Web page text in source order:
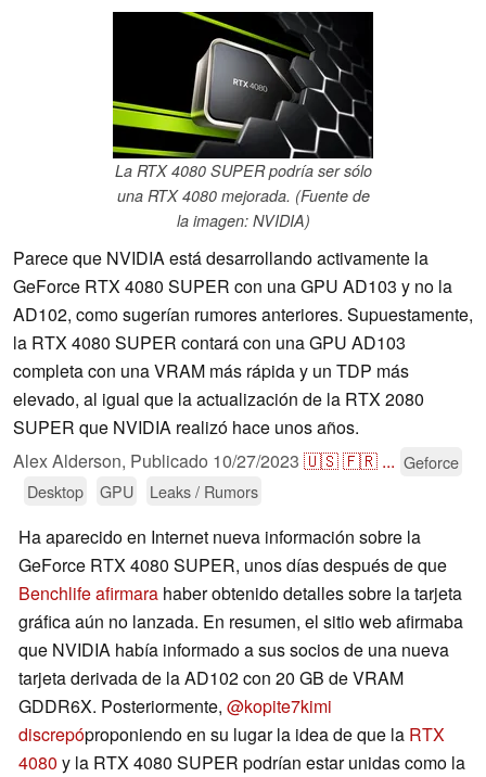
La RTX 4080 SUPER podría ser sólo
una RTX 4080 mejorada. (Fuente de
la imagen: NVIDIA)
Parece que NVIDIA está desarrollando activamente la
GeForce RTX 4080 SUPER con una GPU AD103 y no la
AD102, como sugerían rumores anteriores. Supuestamente,
la RTX 4080 SUPER contará con una GPU AD103
completa con una VRAM más rápida y un TDP más
elevado, al igual que la actualización de la RTX 2080
SUPER que NVIDIA realizó hace unos años.
Alex Alderson, Publicado 10/27/2023 🇺🇸🇫🇷 ... Geforce
Desktop
GPU Leaks / Rumors
Ha aparecido en Internet nueva información sobre la
GeForce RTX 4080 SUPER, unos días después de que
Benchlife afirmara haber obtenido detalles sobre la tarjeta
gráfica aún no lanzada. En resumen, el sitio web afirmaba
que NVIDIA había informado a sus socios de una nueva
tarjeta derivada de la AD102 con 20 GB de VRAM
GDDR6X. Posteriormente, @kopite7kimi
discrepóproponiendo en su lugar la idea de que la RTX
4080 y la RTX 4080 SUPER podrían estar unidas como la